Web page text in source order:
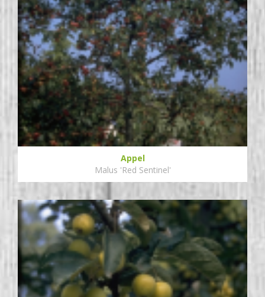
Appel
Malus 'Red Sentinel'